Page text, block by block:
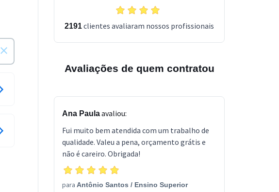
2191clientes avaliaram nossos profissionais
Avaliações de quem contratou
Ana Paulaavaliou:
Fui muito bem atendida com um trabalho de
qualidade. Valeu a pena, orçamento grátis e
não é careiro. Obrigada!
para Antônio Santos / Ensino Superior